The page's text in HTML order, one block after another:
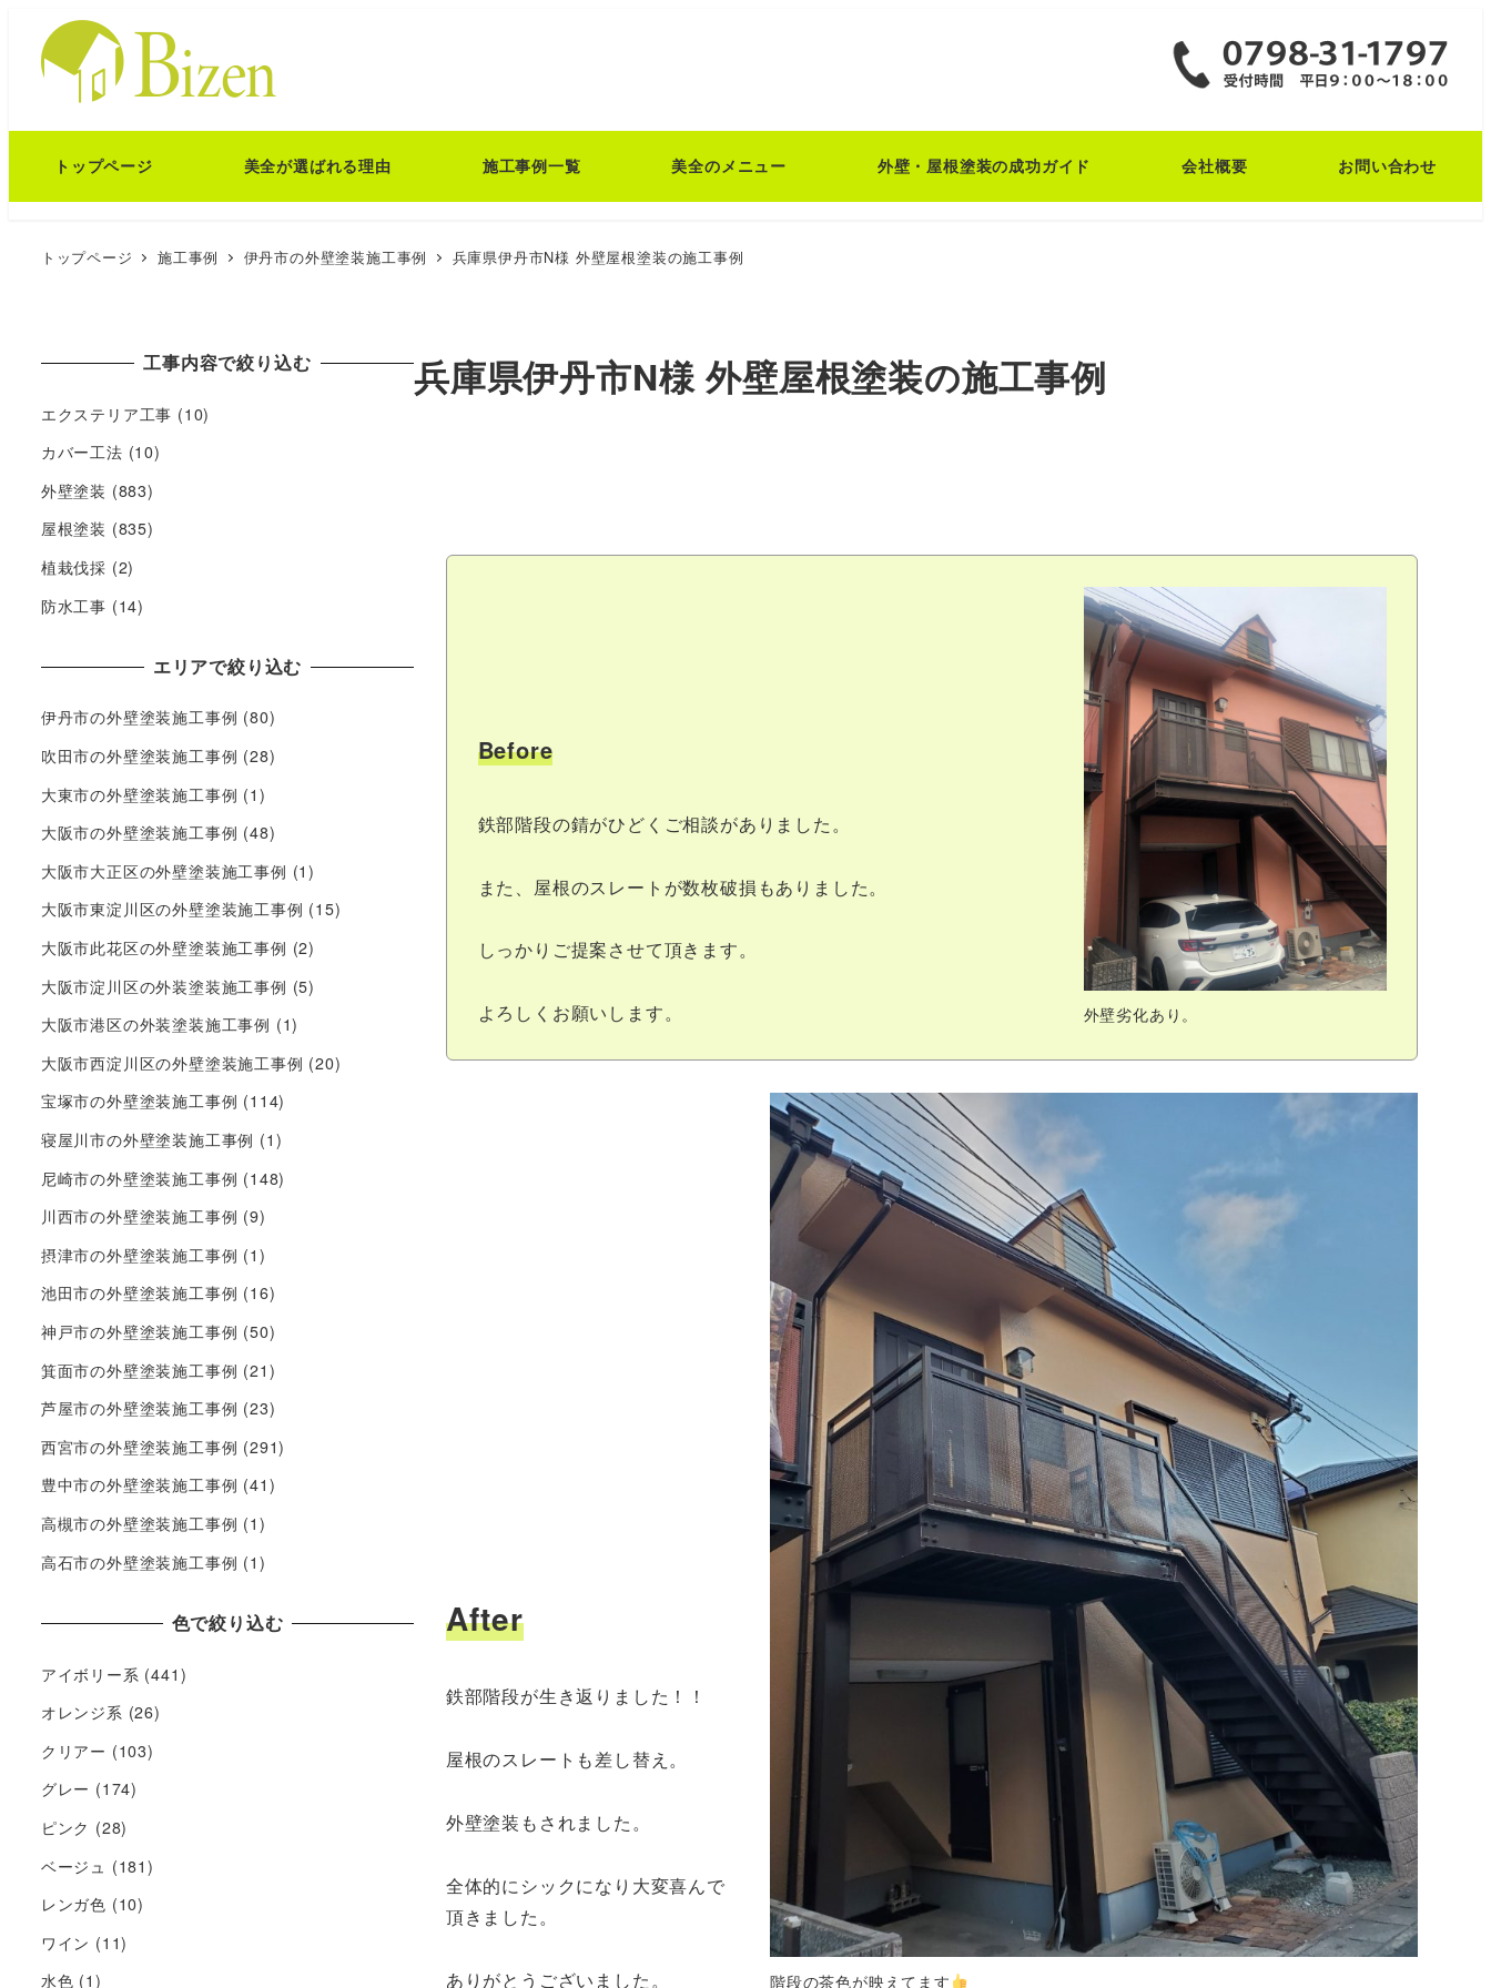
トップページ 美全が選ばれる理由 施工事例一覧 美全のメニュー 外壁・屋根塗装の成功ガイド 会社概要 お問い合わせ
トップページ 施工事例 伊丹市の外壁塗装施工事例 兵庫県伊丹市N様 外壁屋根塗装の施工事例
兵庫県伊丹市N様 外壁屋根塗装の施工事例
Before
鉄部階段の錆がひどくご相談がありました。
また、屋根のスレートが数枚破損もありました。
しっかりご提案させて頂きます。
よろしくお願いします。 外壁劣化あり。
After
鉄部階段が生き返りました！！
屋根のスレートも差し替え。
外壁塗装もされました。
全体的にシックになり大変喜んで
頂きました。
ありがとうございました。 階段の茶色が映えてます
工事内容で絞り込む
エクステリア工事 (10)
カバー工法 (10)
外壁塗装 (883)
屋根塗装 (835)
植栽伐採 (2)
防水工事 (14)
エリアで絞り込む
伊丹市の外壁塗装施工事例 (80)
吹田市の外壁塗装施工事例 (28)
大東市の外壁塗装施工事例 (1)
大阪市の外壁塗装施工事例 (48)
大阪市大正区の外壁塗装施工事例 (1)
大阪市東淀川区の外壁塗装施工事例 (15)
大阪市此花区の外壁塗装施工事例 (2)
大阪市淀川区の外装塗装施工事例 (5)
大阪市港区の外装塗装施工事例 (1)
大阪市西淀川区の外壁塗装施工事例 (20)
宝塚市の外壁塗装施工事例 (114)
寝屋川市の外壁塗装施工事例 (1)
尼崎市の外壁塗装施工事例 (148)
川西市の外壁塗装施工事例 (9)
摂津市の外壁塗装施工事例 (1)
池田市の外壁塗装施工事例 (16)
神戸市の外壁塗装施工事例 (50)
箕面市の外壁塗装施工事例 (21)
芦屋市の外壁塗装施工事例 (23)
西宮市の外壁塗装施工事例 (291)
豊中市の外壁塗装施工事例 (41)
高槻市の外壁塗装施工事例 (1)
高石市の外壁塗装施工事例 (1)
色で絞り込む
アイボリー系 (441)
オレンジ系 (26)
クリアー (103)
グレー (174)
ピンク (28)
ベージュ (181)
レンガ色 (10)
ワイン (11)
水色 (1)